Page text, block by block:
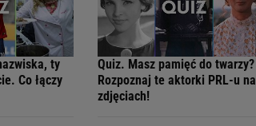
ty
Co łączy
Quiz. Masz pamięć do twarzy?
Rozpoznaj te aktorki PRL-u na
zdjęciach!